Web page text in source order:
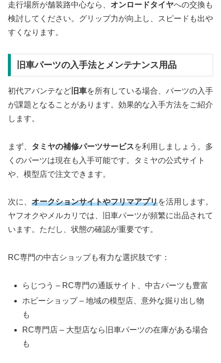
走行場所が舗装路中心なら、 オンロードタイヤへの交換も
検討してください。グリップ力が向上し、スピードも出や
すくなります。
旧車パーツの入手法とメンテナンス用品
初代アバンテなど 旧車を所有している場合、パーツの入手
が課題となることがあります。効果的な入手方法をご紹介
します。
まず、 タミヤの補修パーツサービスを利用しましょう。多
くのパーツは現在も入手可能です。タミヤの公式サイト
や、模型店で注文できます。
次に、 オークションサイトやフリマアプリを活用します。
ヤフオクやメルカリでは、旧車パーツが頻繁に出品されて
います。ただし、状態の確認が重要です。
RC専門の中古ショップも有力な選択肢です：
らじつう – RC専門の通販サイト、中古パーツも豊富
ホビーショップ – 地域の模型店、意外な掘り出し物
も
RC専門店 – 大型店なら旧車パーツの在庫がある場合
も